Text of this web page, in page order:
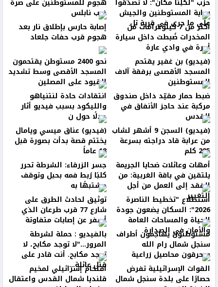
حزب "لكلِّنا مكان": لا تصدّقوا
رواية المستوطنين والجيش
على ما جرى في قرية تل
هجوم للمستوطنين على صرة
غرب نابلس
أكثر من 7 كيلوغرامات من
المخدرات ضُبطت داخل سيارة
أجرة في وادي عارة
إصابة حارس بإطلاق نار بعد
هجوم قرب حفات جلعاد
(فيديو) بن غفير يقتحم
المسجد الأقصىى برفقة آلاف
المستوطنين
نحو 2400 مستوطن يقتحمون
المسجد الأقصى وسط تشديد
القيود على المصلين
ضبط حمار مقيّد داخل صندوق
مركبة عند حاجز الأنفاق في
القدس
انتقادات حادة لنتنياهو
والليكود بسبب فيديو أثار
جدلًا حول ن
(فيديو) السجن 9 أشهر لشاب
من عرابة قاد دراجته بسرعة
285 كلم
(فيديو) عناق ميسي ويامال
يختتم قصة بدأت بصورة قبل
18 عاماً
أمهات وعائلات ضحايا الجريمة
يلتقين في باقة الغربية: من
الفقد إلى العمل من أجل
التغيير
جسر الزرقاء: الشرطة تحرر
كلبًا رُبط فمه بحبل وتوقف
مشتبهًا به
استطلاع "تخطيط الناصرة
2026": السكان يضعون جودة
الحياة والمساحات العامة
والأمان في الصدارة
توثيق لحادث الطرق على
شارع 77 قرب طرعان الذي
أسفر عن إصابات متفاوتة
مستوطنون يهاجمون أطراف
سنجل شمال رام الله
ويحرقون محاصيل زراعية
بالفيديو : حملة لشرطة
المرور..."لا توجد مكابح، لا
توجد مكابح. أنت قادر على
قتل عائلة... القوات الإسرائيلية تفرض
حصارًا على بلدة سنجل شمال
اقتحام إسرائيلي لمخيم
قلنديا شمال القدس واعتقال